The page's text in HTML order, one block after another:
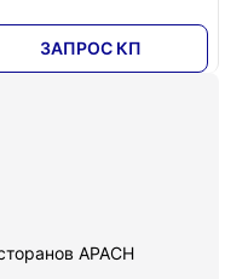
ЗАПРОС КП
APACH